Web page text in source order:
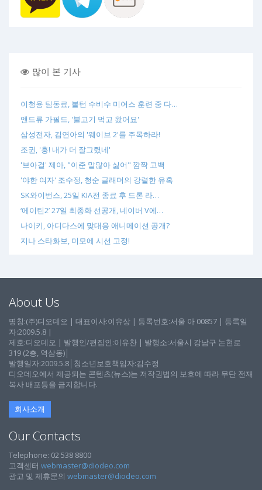
많이 본 기사
이청용 팀동료, 볼턴 수비수 미어스 훈련 중 다…
앤드류 가필드, '불고기 먹고 왔어요'
삼성전자, 김연아의 '웨이브 2'를 주목하라!
조권, '흥! 내가 더 잘그렸네'
'브아걸' 제아, "이준 말많아 싫어" 깜짝 고백
'야한 여자' 조수정, 청순 글래머의 강렬한 유혹
SK와이번스, 25일 KIA전 종료 후 드론 라…
‘에이틴2’ 27일 최종화 선공개, 네이버 V에…
나이키, 아디다스에 맞대응 애니메이션 공개?
지나 스타화보, 미모에 시선 고정!
About Us
명칭:(주)디오데오 | 대표이사:이유상 | 등록번호:서울 아 00857 | 등록일
자:2009.5.8 |
제호:디오데오 | 발행인/편집인:이유찬 | 발행소:서울시 강남구 논현로
319 (2층, 역삼동)│
발행일자:2009.5.8│청소년보호책임자:김수정
디오데오에서 제공되는 콘텐츠(뉴스)는 저작권법의 보호에 따라 무단 전재
복사 배포등을 금지합니다.
회사소개
Our Contacts
Telephone: 02 538 8800
고객센터 webmaster@diodeo.com
광고 및 제휴문의 webmaster@diodeo.com